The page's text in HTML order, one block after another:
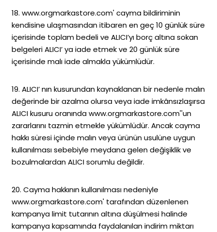
18. www.orgmarkastore.com' cayma bildiriminin
kendisine ulaşmasından itibaren en geç 10 günlük süre
içerisinde toplam bedeli ve ALICI’yı borç altına sokan
belgeleri ALICI’ ya iade etmek ve 20 günlük süre
içerisinde malı iade almakla yükümlüdür.
19. ALICI’ nın kusurundan kaynaklanan bir nedenle malın
değerinde bir azalma olursa veya iade imkânsızlaşırsa
ALICI kusuru oranında www.orgmarkastore.com''un
zararlarını tazmin etmekle yükümlüdür. Ancak cayma
hakkı süresi içinde malın veya ürünün usulüne uygun
kullanılması sebebiyle meydana gelen değişiklik ve
bozulmalardan ALICI sorumlu değildir.
20. Cayma hakkının kullanılması nedeniyle
www.orgmarkastore.com' tarafından düzenlenen
kampanya limit tutarının altına düşülmesi halinde
kampanya kapsamında faydalanılan indirim miktarı